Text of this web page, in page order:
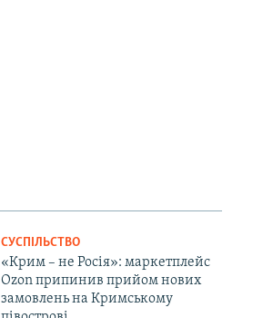
СУСПІЛЬСТВО
«Крим – не Росія»: маркетплейс
Ozon припинив прийом нових
замовлень на Кримському